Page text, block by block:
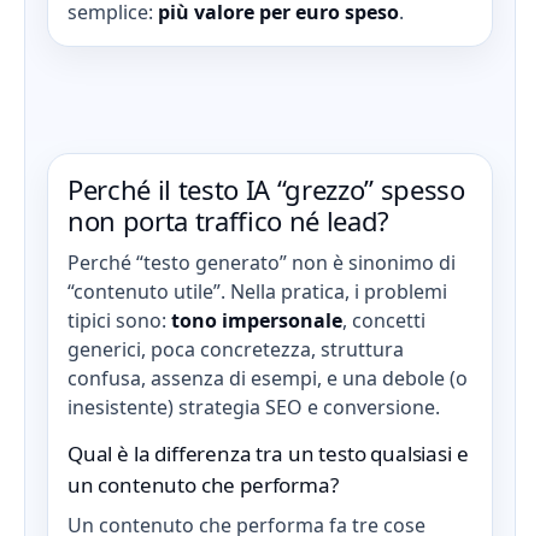
semplice: più valore per euro speso.
Perché il testo IA “grezzo” spesso
non porta traffico né lead?
Perché “testo generato” non è sinonimo di
“contenuto utile”. Nella pratica, i problemi
tipici sono: tono impersonale, concetti
generici, poca concretezza, struttura
confusa, assenza di esempi, e una debole (o
inesistente) strategia SEO e conversione.
Qual è la differenza tra un testo qualsiasi e
un contenuto che performa?
Un contenuto che performa fa tre cose